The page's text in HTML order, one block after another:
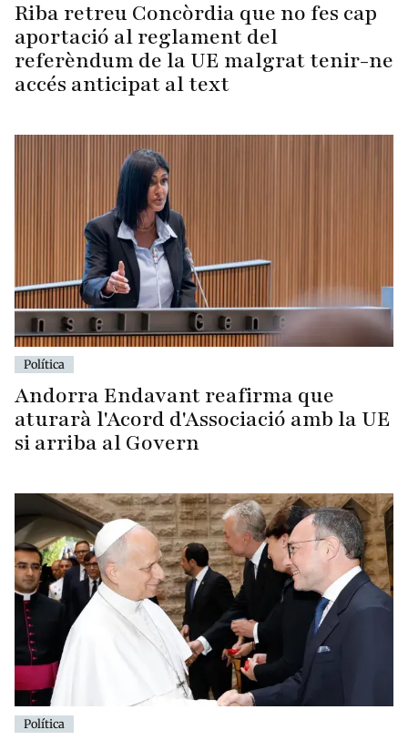
Riba retreu Concòrdia que no fes cap
aportació al reglament del
referèndum de la UE malgrat tenir-ne
accés anticipat al text
Política
Andorra Endavant reafirma que
aturarà l'Acord d'Associació amb la UE
si arriba al Govern
Política